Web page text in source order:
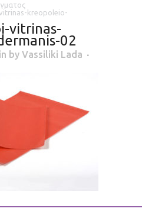
kreopoleio-
vitrinas-
02
in by Vassiliki Lada